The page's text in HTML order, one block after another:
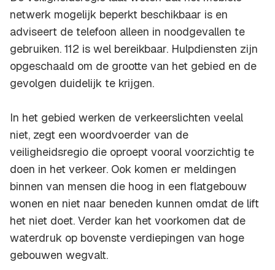
netwerk mogelijk beperkt beschikbaar is en
adviseert de telefoon alleen in noodgevallen te
gebruiken. 112 is wel bereikbaar. Hulpdiensten zijn
opgeschaald om de grootte van het gebied en de
gevolgen duidelijk te krijgen.
In het gebied werken de verkeerslichten veelal
niet, zegt een woordvoerder van de
veiligheidsregio die oproept vooral voorzichtig te
doen in het verkeer. Ook komen er meldingen
binnen van mensen die hoog in een flatgebouw
wonen en niet naar beneden kunnen omdat de lift
het niet doet. Verder kan het voorkomen dat de
waterdruk op bovenste verdiepingen van hoge
gebouwen wegvalt.